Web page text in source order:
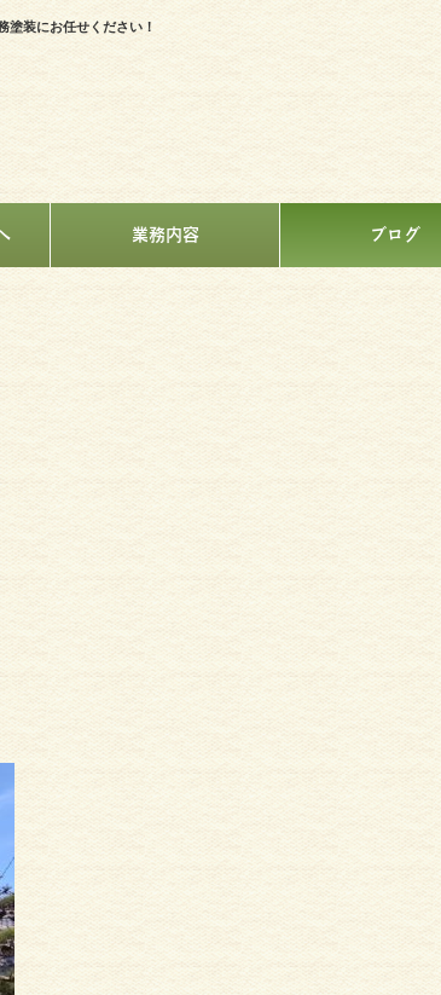
塗装にお任せください！
業務内容 ブログ